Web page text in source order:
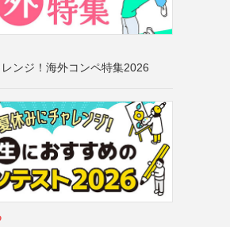
ンジ！海外コンペ特集2026